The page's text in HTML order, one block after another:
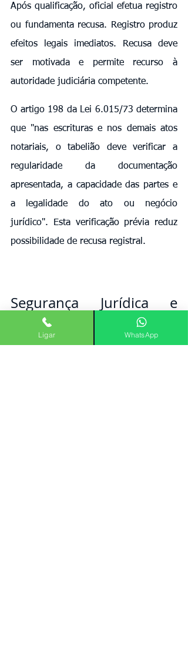
Após qualificação, oficial efetua registro
ou fundamenta recusa. Registro produz
efeitos legais imediatos. Recusa deve
ser motivada e permite recurso à
autoridade judiciária competente.
O artigo 198 da Lei 6.015/73 determina
que "nas escrituras e nos demais atos
notariais, o tabelião deve verificar a
regularidade da documentação
apresentada, a capacidade das partes e
a legalidade do ato ou negócio
jurídico". Esta verificação prévia reduz
possibilidade de recusa registral.
Segurança Jurídica e
Proteção Patrimonial
Ligar WhatsApp